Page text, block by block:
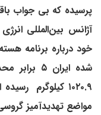
پرسیده که بی جواب
آژانس بین‌المللی
خود درباره برنامه
شده
۱۰۲۰.۹ کیلوگرم
مواضع تهدیدآمیز